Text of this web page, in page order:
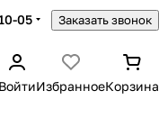
05 Заказать звонок
ВойтиИзбранноеКорзина